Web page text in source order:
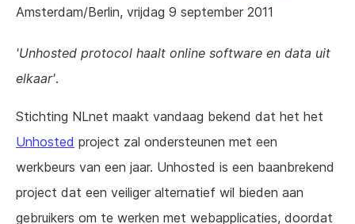
About us
Amsterdam/Berlin, vrijdag 9 september 2011
'Unhosted protocol haalt online software en data uit
elkaar'.
Stichting NLnet maakt vandaag bekend dat het het
Unhosted project zal ondersteunen met een
werkbeurs van een jaar. Unhosted is een baanbrekend
project dat een veiliger alternatief wil bieden aan
gebruikers om te werken met webapplicaties, doordat